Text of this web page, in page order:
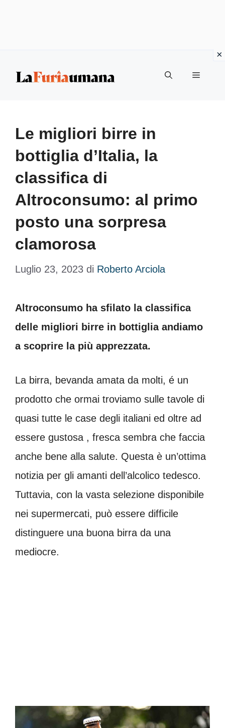
Menu
Le migliori birre in
bottiglia d’Italia, la
classifica di
Altroconsumo: al primo
posto una sorpresa
clamorosa
Luglio 23, 2023 di Roberto Arciola
Altroconsumo ha sfilato la classifica
delle migliori birre in bottiglia andiamo
a scoprire la più apprezzata.
La birra, bevanda amata da molti, é un
prodotto che ormai troviamo sulle tavole di
quasi tutte le case degli italiani ed oltre ad
essere gustosa , fresca sembra che faccia
anche bene alla salute. Questa è un’ottima
notizia per gli amanti dell’alcolico tedesco.
Tuttavia, con la vasta selezione disponibile
nei supermercati, può essere difficile
distinguere una buona birra da una
mediocre.